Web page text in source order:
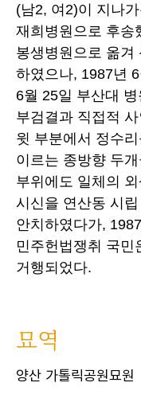
(남2, 여2)이 지나
재희병원으로 후송
봉생병원으로 옮겨
하였으나, 1987년
6월 25일 부산대
부검결과 직접적
윗 부분에서 정수
이르는 종방향 두
부위에도 일체의
시신을 연산동 시
안치하였다가,
민주헌법쟁취 국민
거행되었다.
묘역
양산 가톨릭공원묘원